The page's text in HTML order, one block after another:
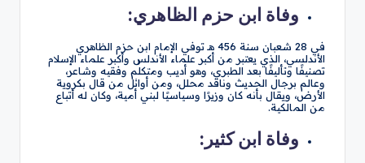
وفاة ابن حزم الظاهري:
في 28 شعبان سنة 456 هـ توفي الإمام ابن حزم الظاهري
الأندلسي، الذي يعتبر من أكبر علماء الأندلس وأكبر علماء الإسلام
تصنيفًا وتأليفًا بعد الطبري، وهو أديب ومتكلم وفقيه وشاعر،
وعالم برجال الحديث وناقد محلل، ومن أوائل من قال بكروية
الأرض، ويقال بأنه كان وزيرًا وسياسيًا لبني أمية، وكان له أتباع
من المالكية.
وفاة ابن كثير: